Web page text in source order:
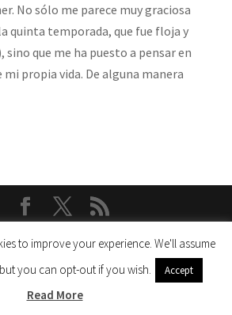
No sólo me parece muy graciosa
quinta temporada, que fue floja y
sino que me ha puesto a pensar en
mi propia vida. De alguna manera
to improve your experience. We'll assume
you can opt-out if you wish.
Accept
Read More